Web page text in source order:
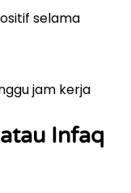
selama
jam kerja
Infaq